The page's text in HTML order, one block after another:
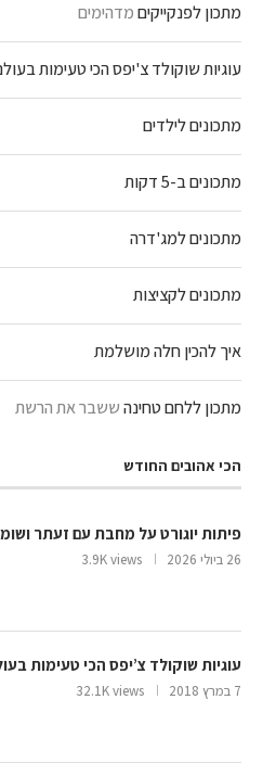
מתכון לפנקייקיםמדהימים
עוגיות שוקולד צ'יפס הכי טעימות
מתכונים לילדים
מתכונים ב-5 דקות
מתכונים למג'דרה
מתכונים לקציצות
איך להכין חלה מושלמת
מתכון ללחם טחינהששבר את הרשת
הכי אהובים החודש
פיתות יוגורט על מחבת עם זעתר
26 ביולי 2026 3.9K views
עוגיות שוקולד צ’יפס הכי טעימות
7 במרץ 2018 32.1K views